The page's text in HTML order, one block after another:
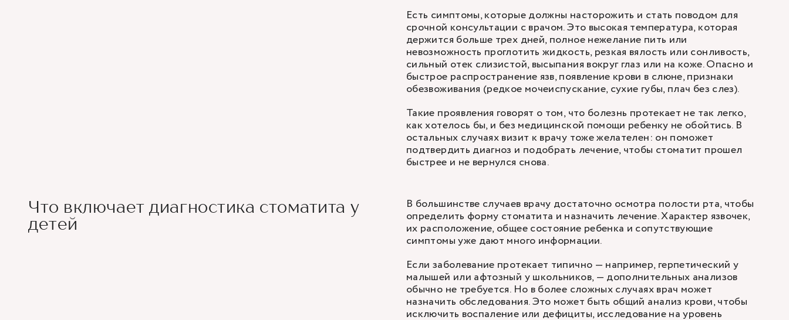
Есть симптомы, которые должны насторожить и стать поводом для
срочной консультации с врачом. Это высокая температура, которая
держится больше трех дней, полное нежелание пить или
невозможность проглотить жидкость, резкая вялость или сонливость,
сильный отек слизистой, высыпания вокруг глаз или на коже. Опасно и
быстрое распространение язв, появление крови в слюне, признаки
обезвоживания (редкое мочеиспускание, сухие губы, плач без слез).
Такие проявления говорят о том, что болезнь протекает не так легко,
как хотелось бы, и без медицинской помощи ребенку не обойтись. В
остальных случаях визит к врачу тоже желателен: он поможет
подтвердить диагноз и подобрать лечение, чтобы стоматит прошел
быстрее и не вернулся снова.
Что включает диагностика стоматита у
детей
В большинстве случаев врачу достаточно осмотра полости рта, чтобы
определить форму стоматита и назначить лечение. Характер язвочек,
их расположение, общее состояние ребенка и сопутствующие
симптомы уже дают много информации.
Если заболевание протекает типично — например, герпетический у
малышей или афтозный у школьников, — дополнительных анализов
обычно не требуется. Но в более сложных случаях врач может
назначить обследования. Это может быть общий анализ крови, чтобы
исключить воспаление или дефициты, исследование на уровень